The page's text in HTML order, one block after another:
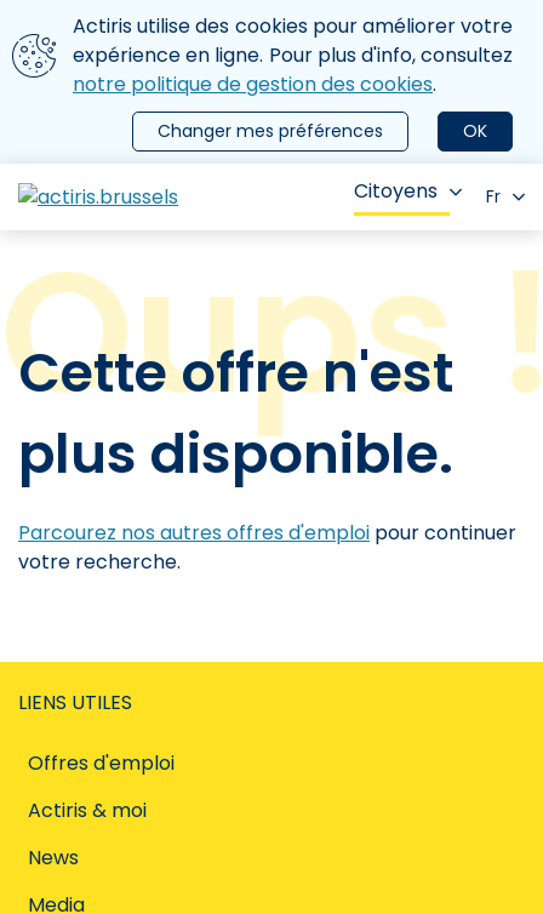
Aller au contenu principal
Nous utilisons des cookies
Actiris utilise des cookies pour améliorer votre
expérience en ligne. Pour plus d'info, consultez
notre politique de gestion des cookies.
OK
Changer mes préférences
le menu
Citoyens Fr
Cette offre n'est
plus disponible.
Parcourez nos autres offres d'emploi pour continuer
votre recherche.
LIENS UTILES
Offres d'emploi
Actiris & moi
News
Media